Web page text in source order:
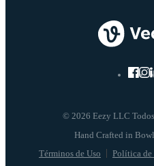
© 2026 Eezy LLC
Términos de Uso Política de